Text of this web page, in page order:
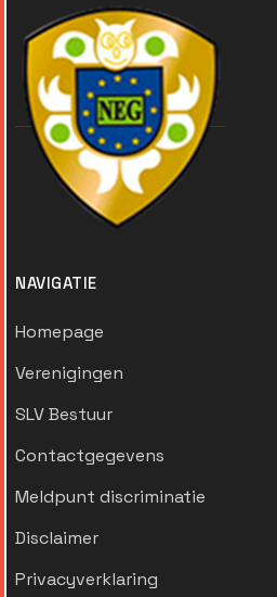
NAVIGATIE
Homepage
Verenigingen
SLV Bestuur
Contactgegevens
Meldpunt discriminatie
Disclaimer
Privacyverklaring